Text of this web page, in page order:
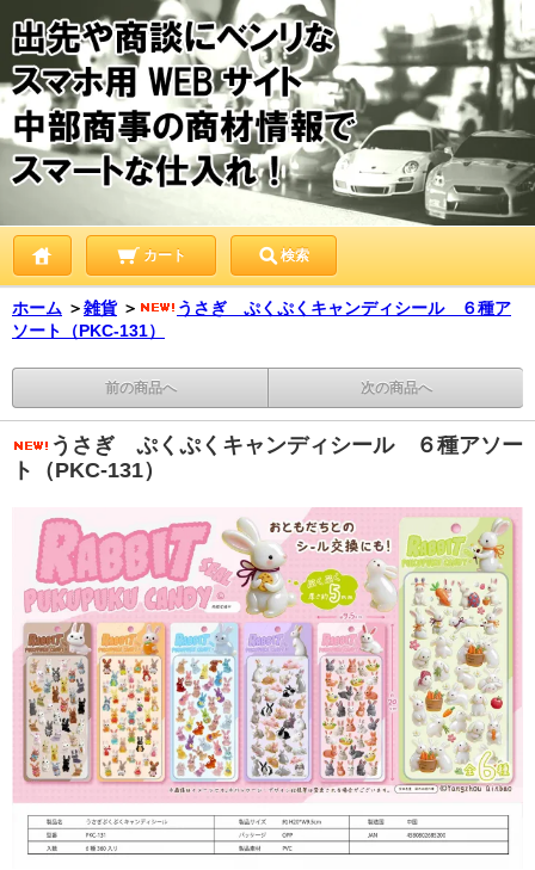
カート 検索
ホーム ＞雑貨 ＞
うさぎ ぷくぷくキャンディシール ６種ア
ソート（PKC-131）
前の商品へ 次の商品へ
うさぎ ぷくぷくキャンディシール ６種アソー
ト（PKC-131）